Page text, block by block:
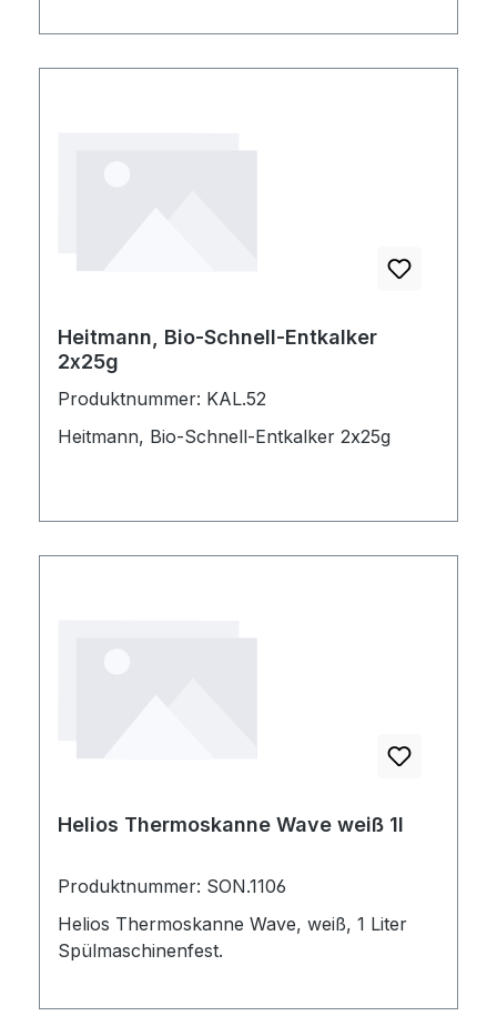
Heitmann, Bio-Schnell-Entkalker
2x25g
Produktnummer: KAL.52
Heitmann, Bio-Schnell-Entkalker 2x25g
Helios Thermoskanne Wave weiß 1l
Produktnummer: SON.1106
Helios Thermoskanne Wave, weiß, 1 Liter
Spülmaschinenfest.